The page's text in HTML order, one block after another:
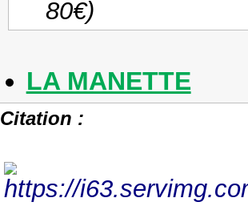
80€)
LA MANETTE
Citation :